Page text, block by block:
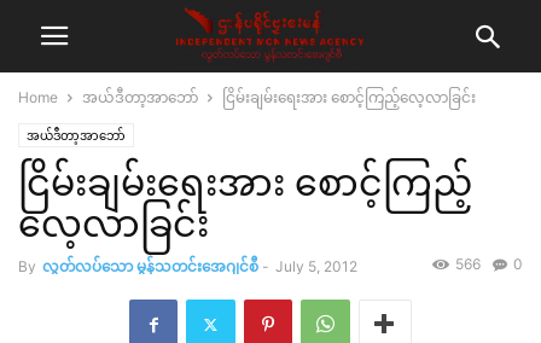
Home အယ်ဒီတာ့အာဘော် ငြိမ်းချမ်းရေးအား စောင့်ကြည့်လေ့လာခြင်း
အယ်ဒီတာ့အာဘော်
ငြိမ်းချမ်းရေးအား စောင့်ကြည့်
လေ့လာခြင်း
By လွတ်လပ်သော မွန်သတင်းအေဂျင်စီ - July 5, 2012 0
566